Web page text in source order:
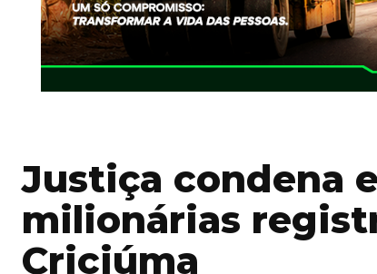
Justiça condena
milionárias
Criciúma